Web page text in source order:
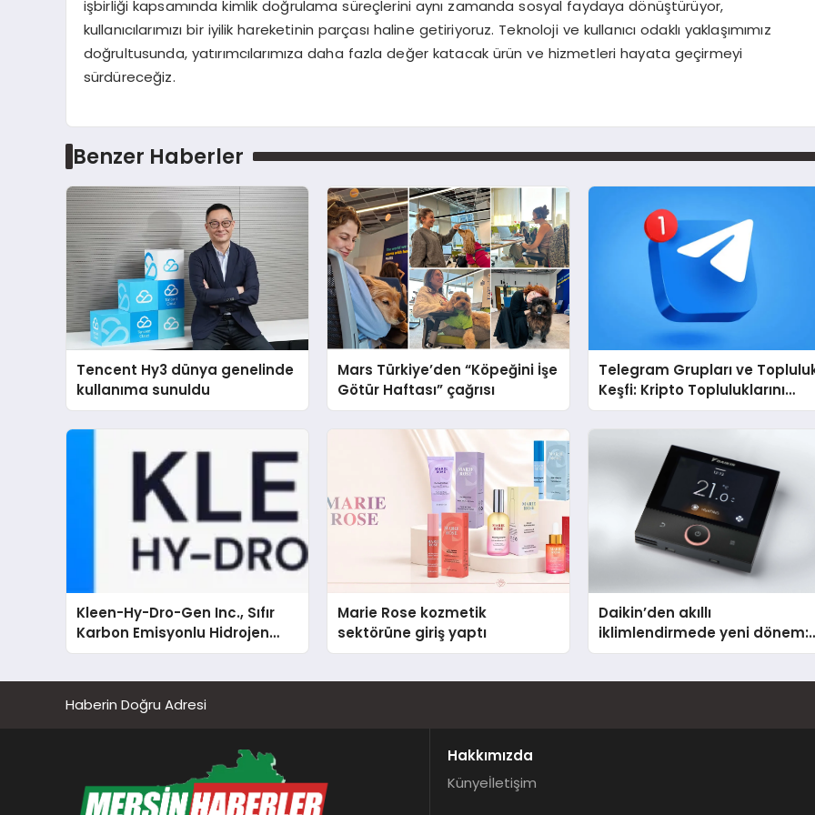
işbirliği kapsamında kimlik doğrulama süreçlerini aynı zamanda sosyal faydaya dönüştürüyor,
kullanıcılarımızı bir iyilik hareketinin parçası haline getiriyoruz. Teknoloji ve kullanıcı odaklı yaklaşımımız
doğrultusunda, yatırımcılarımıza daha fazla değer katacak ürün ve hizmetleri hayata geçirmeyi
sürdüreceğiz.
Benzer Haberler
Tencent Hy3 dünya genelinde
kullanıma sunuldu
Mars Türkiye’den “Köpeğini İşe
Götür Haftası” çağrısı
Telegram Grupları ve
Keşfi: Kripto Topluluklarını
Telegram’da Keşfetmek
Kleen-Hy-Dro-Gen Inc., Sıfır
Karbon Emisyonlu Hidrojen
Isıtma Teknolojisinde ISO ve
Marie Rose kozmetik
sektörüne giriş yaptı
Daikin’den akıllı
iklimlendirmede yeni dönem:
Madoka Plus Türkiye’de
Haberin Doğru Adresi
Hakkımızda
Künyeİletişim